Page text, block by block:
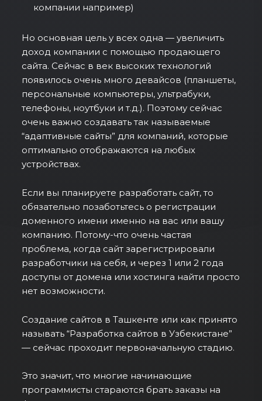
компании например)
Но основная цель у всех одна — увеличить
доход компании с помощью продающего
сайта. Сейчас в век высоких технологий
появилось очень много девайсов (планшеты,
персональные компьютеры, ультрабуки,
телефоны, ноутбуки и т.д.). Поэтому сейчас
очень важно создавать так называемые
“адаптивные сайты” для компаний, которые
оптимально отображаются на любых
устройствах.
Если вы планируете разработать сайт, то
обязательно позаботьтесь о регистрации
доменного имени именно на вас или вашу
компанию. Потому-что очень частая
проблема, когда сайт зарегистрировали
разработчики на себя, и через 1 или 2 года
доступы от домена или хостинга найти просто
нет возможности.
Создание сайтов в Ташкенте или как принято
называть “Разработка сайтов в Узбекистане”
— сейчас проходит первоначальную стадию.
Это значит, что многие начинающие
программисты стараются брать заказы на